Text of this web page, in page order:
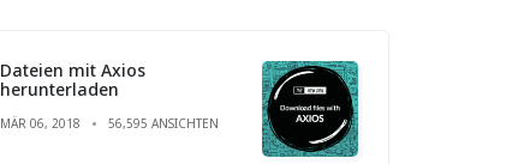
Dateien mit Axios
herunterladen
MÄR 06, 2018 56,595 ANSICHTEN